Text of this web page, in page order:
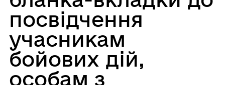
посвідчення
учасникам
бойових дій,
особам з